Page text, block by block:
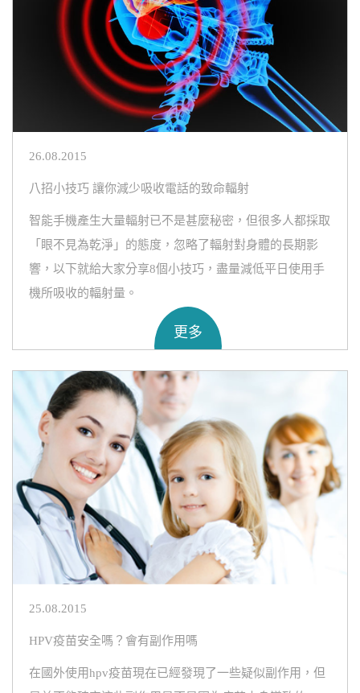
26.08.2015
八招小技巧 讓你減少吸收電話的致命輻射
智能手機產生大量輻射已不是甚麼秘密，但很多人都採取
「眼不見為乾淨」的態度，忽略了輻射對身體的長期影
響，以下就給大家分享8個小技巧，盡量減低平日使用手
機所吸收的輻射量。
更多
25.08.2015
HPV疫苗安全嗎？會有副作用嗎
在國外使用hpv疫苗現在已經發現了一些疑似副作用，但